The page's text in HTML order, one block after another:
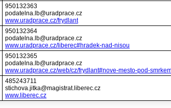
950132363
podatelna.lb@uradprace.cz
www.uradprace.cz/frydlant
950132364
podatelna.lb@uradprace.cz
www.uradprace.cz/liberec#hradek-nad-nisou
950132365
podatelna.lb@uradprace.cz
www.uradprace.cz/web/cz/frydlant#nove-mesto-pod-
485243711
stichova.jitka@magistrat.liberec.cz
www.liberec.cz